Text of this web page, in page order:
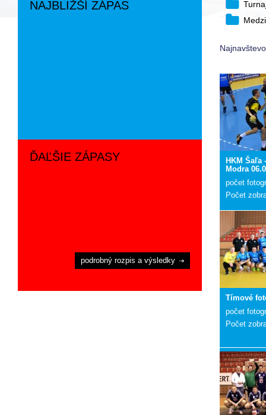
HKM Šaľa
Modra
počet
Počet
Tímové
počet
Počet
NAJBLIŽŠÍ ZÁPAS
ĎAĽŠIE ZÁPASY
podrobný rozpis a výsledky